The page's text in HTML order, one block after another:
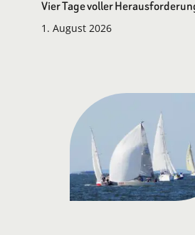
Vier Tage voller
1. August 2026